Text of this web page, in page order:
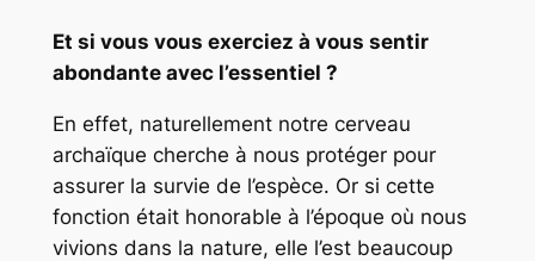
Et si vous vous exerciez à vous sentir
abondante avec l’essentiel ?
En effet, naturellement notre cerveau
archaïque cherche à nous protéger pour
assurer la survie de l’espèce. Or si cette
fonction était honorable à l’époque où nous
vivions dans la nature, elle l’est beaucoup